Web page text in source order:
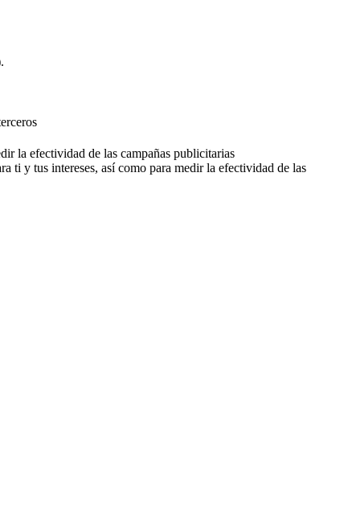
la efectividad de las campañas publicitarias
ti y tus intereses, así como para medir la efectividad de las